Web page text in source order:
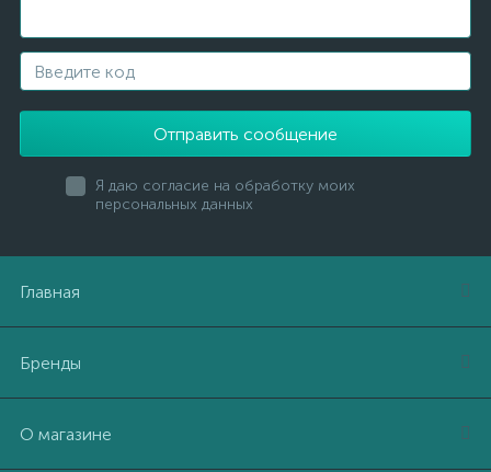
Отправить сообщение
Я даю согласие на обработку моих
персональных данных
Главная
Бренды
О магазине